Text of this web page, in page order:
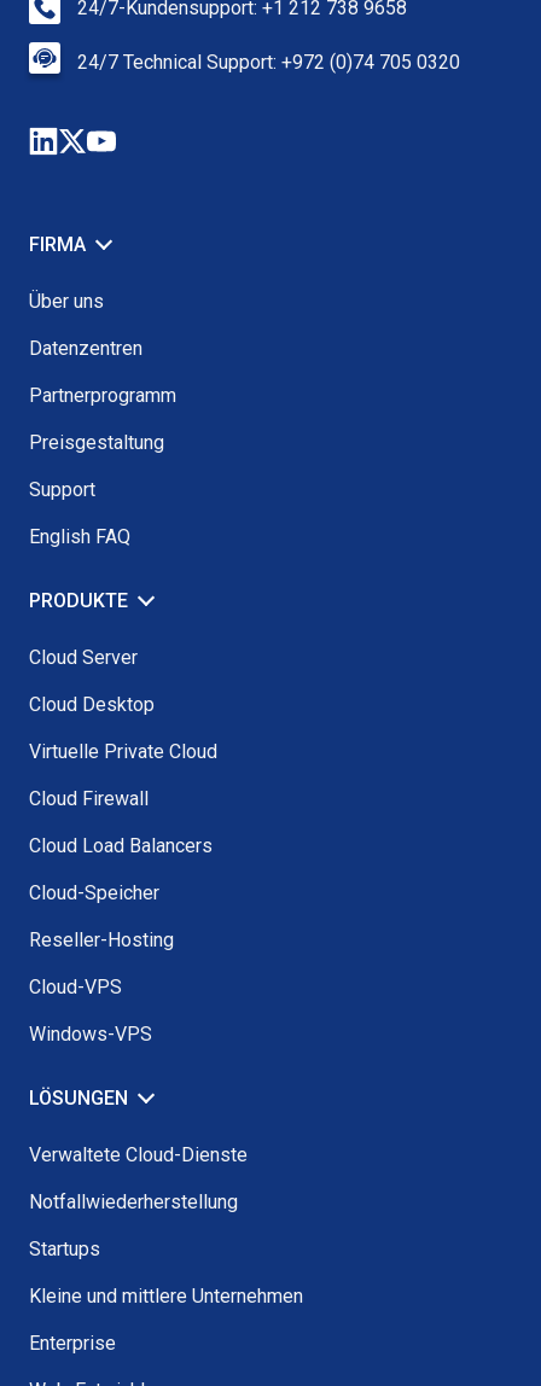
24/7-Kundensupport: +1 212 738 9658
24/7 Technical Support: +972 (0)74 705 0320
FIRMA
Über uns
Datenzentren
Partnerprogramm
Preisgestaltung
Support
English FAQ
PRODUKTE
Cloud Server
Cloud Desktop
Virtuelle Private Cloud
Cloud Firewall
Cloud Load Balancers
Cloud-Speicher
Reseller-Hosting
Cloud-VPS
Windows-VPS
LÖSUNGEN
Verwaltete Cloud-Dienste
Notfallwiederherstellung
Startups
Kleine und mittlere Unternehmen
Enterprise